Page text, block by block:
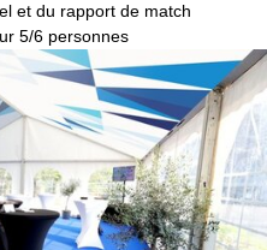
et du rapport de match
5/6 personnes